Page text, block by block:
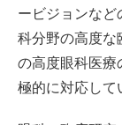
ービジョンなど
科分野の高度な
の高度眼科医療
極的に対応して